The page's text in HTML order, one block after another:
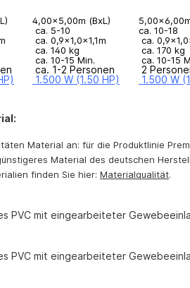
4,00x5,00m (BxL)
ca. 5-10
ca. 10-18
ca. 0,9x1,0x1,1m
ca.
ca. 140 kg
ca. 170 kg
ca. 10-15 Min. ca. 10-15
ca. 1-2 Personen
2
1.500 W (1.50 HP) 1.500 W
Material an: für die Produktlinie
Material des deutschen
finden Sie hier: Materialqualität.
PVC mit eingearbeiteter
PVC mit eingearbeiteter